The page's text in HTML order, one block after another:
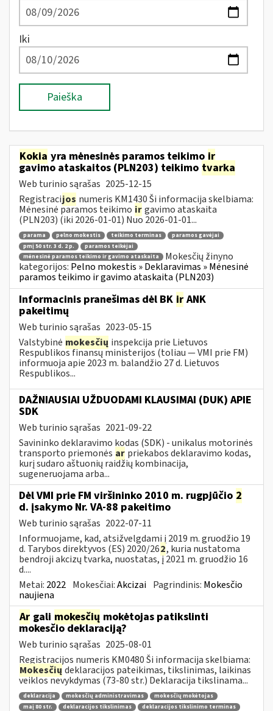
Iki
Paieška
Kokia yra mėnesinės paramos teikimo ir
gavimo ataskaitos (PLN203) teikimo tvarka
Web turinio sąrašas 2025-12-15
Registracijos numeris KM1430 Ši informacija skelbiama:
Mėnesinė paramos teikimo irgavimo ataskaita
(PLN203) (iki 2026-01-01) Nuo 2026-01-01...
parama pelno mokestis teikimo terminas
paramos gavėjai
pmį 50 str. 3 d. 2 p.
paramos teikėjai
mėnesinė paramos teikimo ir gavimo ataskaita
Mokesčių žinyno
kategorijos: Pelno mokestis » Deklaravimas » Mėnesinė
paramos teikimo ir gavimo ataskaita (PLN203)
Informacinis pranešimas dėl BK ir ANK
pakeitimų
Web turinio sąrašas 2023-05-15
Valstybinė mokesčių inspekcija prie Lietuvos
Respublikos finansų ministerijos (toliau — VMI prie FM)
informuoja apie 2023 m. balandžio 27 d. Lietuvos
Respublikos...
DAŽNIAUSIAI UŽDUODAMI KLAUSIMAI (DUK) APIE
SDK
Web turinio sąrašas 2021-09-22
Savininko deklaravimo kodas (SDK) - unikalus motorinės
transporto priemonės ar priekabos deklaravimo kodas,
kurį sudaro aštuonių raidžių kombinacija,
sugeneruojama arba...
Dėl VMI prie FM viršininko 2010 m. rugpjūčio 2
d. įsakymo Nr. VA-88 pakeitimo
Web turinio sąrašas 2022-07-11
Informuojame, kad, atsižvelgdami į 2019 m. gruodžio 19
d. Tarybos direktyvos (ES) 2020/262, kuria nustatoma
bendroji akcizų tvarka, nuostatas, į 2021 m. gruodžio 16
d....
Metai: 2022 Mokesčiai:Akcizai Pagrindinis: Mokesčio
naujiena
Ar gali mokesčių mokėtojas patikslinti
mokesčio deklaraciją?
Web turinio sąrašas 2025-08-01
Registracijos numeris KM0480 Ši informacija skelbiama:
Mokesčių deklaracijos pateikimas, tikslinimas, laikinas
veiklos nevykdymas (73-80 str.) Deklaracija tikslinama...
deklaracija mokesčių administravimas
mokesčių mokėtojas
maį 80 str.
deklaracijos tikslinimas deklaracijos tikslinimo terminas